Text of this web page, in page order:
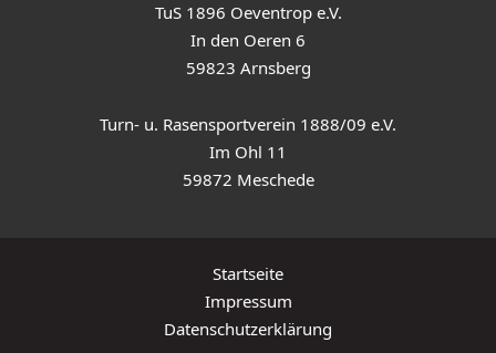
TuS 1896 Oeventrop e.V.
In den Oeren 6
59823 Arnsberg
Turn- u. Rasensportverein 1888/09 e.V.
Im Ohl 11
59872 Meschede
Startseite
Impressum
Datenschutzerklärung